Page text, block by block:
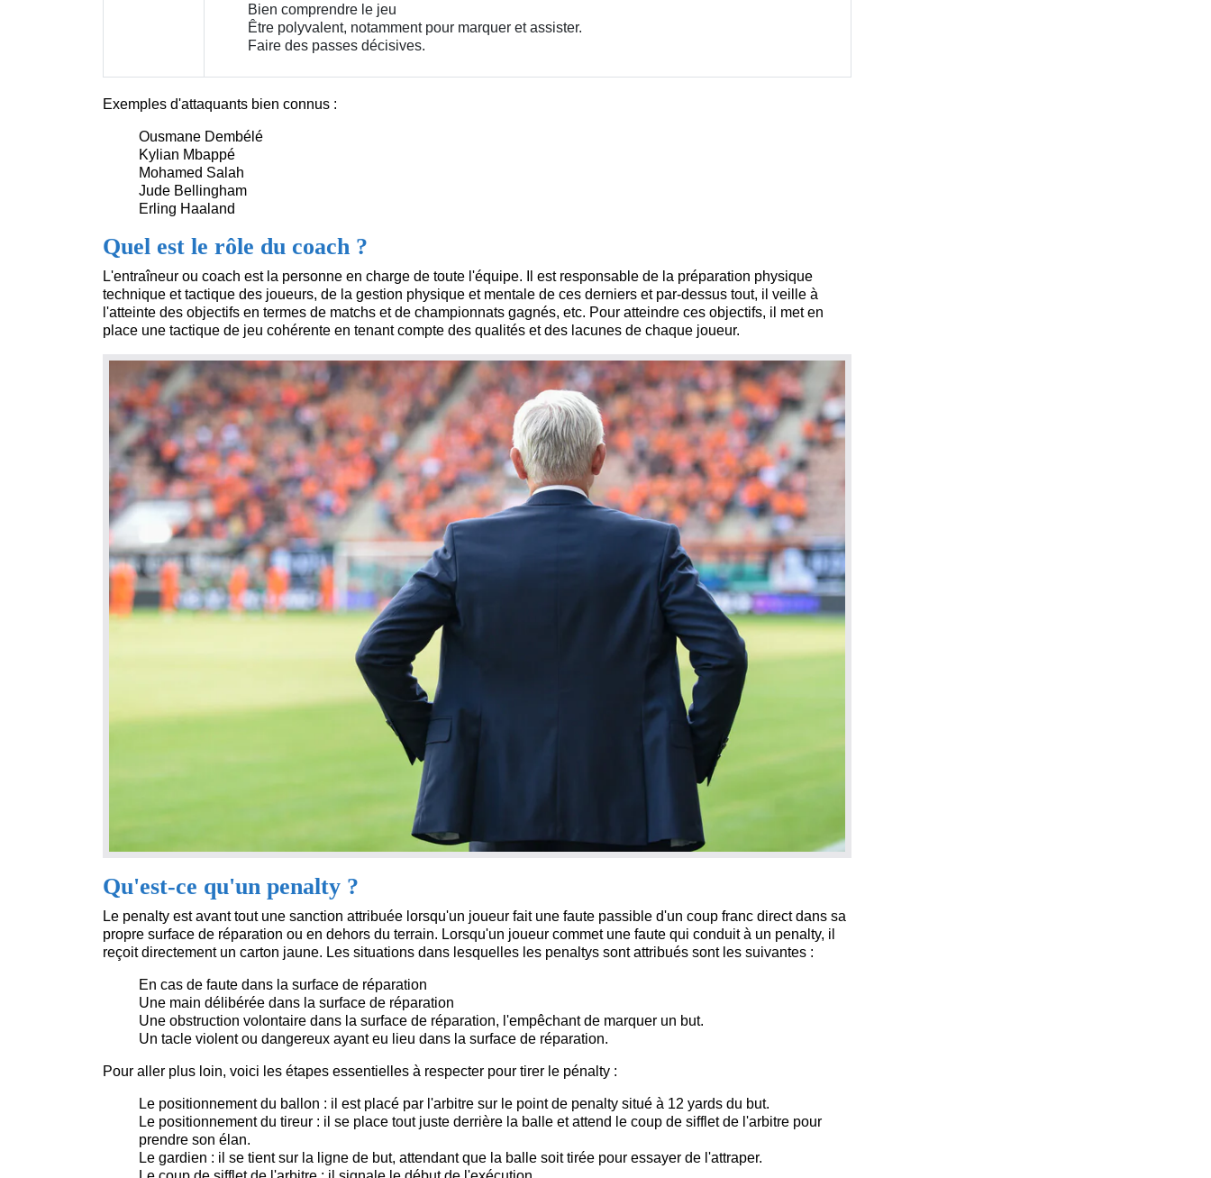
Bien comprendre le jeu
Être polyvalent, notamment pour marquer et assister.
Faire des passes décisives.
Exemples d'attaquants bien connus :
Ousmane Dembélé
Kylian Mbappé
Mohamed Salah
Jude Bellingham
Erling Haaland
Quel est le rôle du coach ?
L'entraîneur ou coach est la personne en charge de toute l'équipe. Il est responsable de la préparation physique
technique et tactique des joueurs, de la gestion physique et mentale de ces derniers et par-dessus tout, il veille à
l'atteinte des objectifs en termes de matchs et de championnats gagnés, etc. Pour atteindre ces objectifs, il met en
place une tactique de jeu cohérente en tenant compte des qualités et des lacunes de chaque joueur.
Qu'est-ce qu'un penalty ?
Le penalty est avant tout une sanction attribuée lorsqu'un joueur fait une faute passible d'un coup franc direct dans sa
propre surface de réparation ou en dehors du terrain. Lorsqu'un joueur commet une faute qui conduit à un penalty, il
reçoit directement un carton jaune. Les situations dans lesquelles les penaltys sont attribués sont les suivantes :
En cas de faute dans la surface de réparation
Une main délibérée dans la surface de réparation
Une obstruction volontaire dans la surface de réparation, l'empêchant de marquer un but.
Un tacle violent ou dangereux ayant eu lieu dans la surface de réparation.
Pour aller plus loin, voici les étapes essentielles à respecter pour tirer le pénalty :
Le positionnement du ballon : il est placé par l'arbitre sur le point de penalty situé à 12 yards du but.
Le positionnement du tireur : il se place tout juste derrière la balle et attend le coup de sifflet de l'arbitre pour
prendre son élan.
Le gardien : il se tient sur la ligne de but, attendant que la balle soit tirée pour essayer de l'attraper.